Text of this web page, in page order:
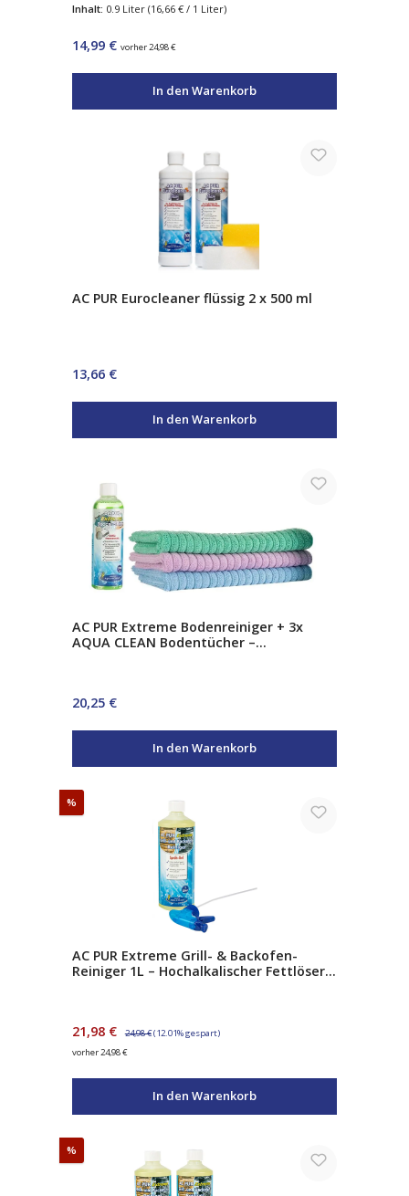
Laminat & alle wasserverträglichen
Inhalt: 0.9 Liter (16,66 € / 1 Liter)
Regulärer Preis:
14,99 € vorher 24,98 €
In den Warenkorb
AC PUR Eurocleaner flüssig 2 x 500 ml
Regulärer Preis:
13,66 €
In den Warenkorb
AC PUR Extreme Bodenreiniger + 3x
AQUA CLEAN Bodentücher –
Regulärer Preis:
20,25 €
In den Warenkorb
%
AC PUR Extreme Grill- & Backofen-
Reiniger 1L – Hochalkalischer Fettlöser
Verkaufspreis:
21,98 € Regulärer Preis:
24,98 €(12.01% gespart)
vorher 24,98 €
In den Warenkorb
%